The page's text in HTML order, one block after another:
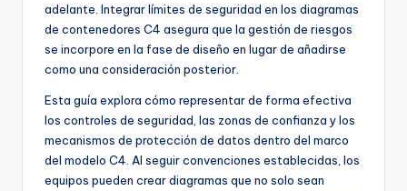
&
S
o
adelante. Integrar límites de seguridad en los diagramas
de contenedores C4 asegura que la gestión de riesgos
se incorpore en la fase de diseño en lugar de añadirse
como una consideración posterior.
Esta guía explora cómo representar de forma efectiva
los controles de seguridad, las zonas de confianza y los
mecanismos de protección de datos dentro del marco
del modelo C4. Al seguir convenciones establecidas, los
equipos pueden crear diagramas que no solo sean